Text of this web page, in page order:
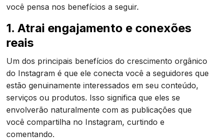
você pensa nos benefícios a seguir.
1. Atrai engajamento e conexões
reais
Um dos principais benefícios do crescimento orgânico
do Instagram é que ele conecta você a seguidores que
estão genuinamente interessados em seu conteúdo,
serviços ou produtos. Isso significa que eles se
envolverão naturalmente com as publicações que
você compartilha no Instagram, curtindo e
comentando.